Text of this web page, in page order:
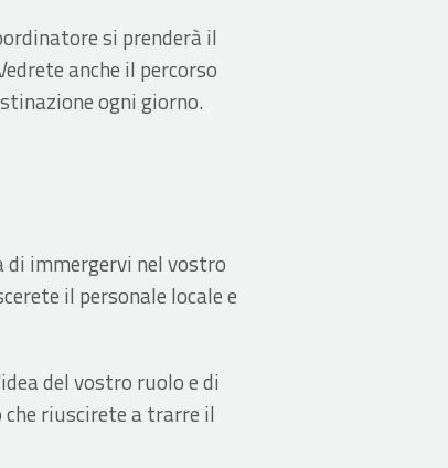
si prenderà il
anche il percorso
ogni giorno.
di immergervi nel vostro
il personale locale e
del vostro ruolo e di
riuscirete a trarre il